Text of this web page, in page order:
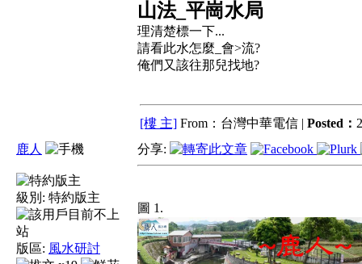
山法_平崗水局
理清楚標一下...
請看此水怎麼_會>流?
俺們又該往那兒找地?
[樓 主] From：台灣中華電信 | Posted：
鹿人
級別: 特約版主
版區: 風水研討
分享:
圖 1.